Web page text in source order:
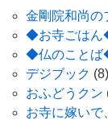
金剛院和尚の
◆お寺ごは
◆仏のこと
デジブック (8)
おふどうクン
お寺に嫁いで